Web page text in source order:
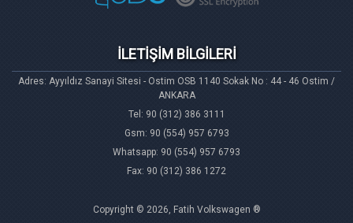
İLETİŞİM BİLGİLERİ
Adres: Ayyıldız Sanayi Sitesi - Ostim OSB 1140 Sokak No : 44 - 46 Ostim /
ANKARA
Tel: 90 (312) 386 3111
Gsm: 90 (554) 957 6793
Whatsapp: 90 (554) 957 6793
Fax: 90 (312) 386 1272
Copyright © 2026, Fatih Volkswagen ®